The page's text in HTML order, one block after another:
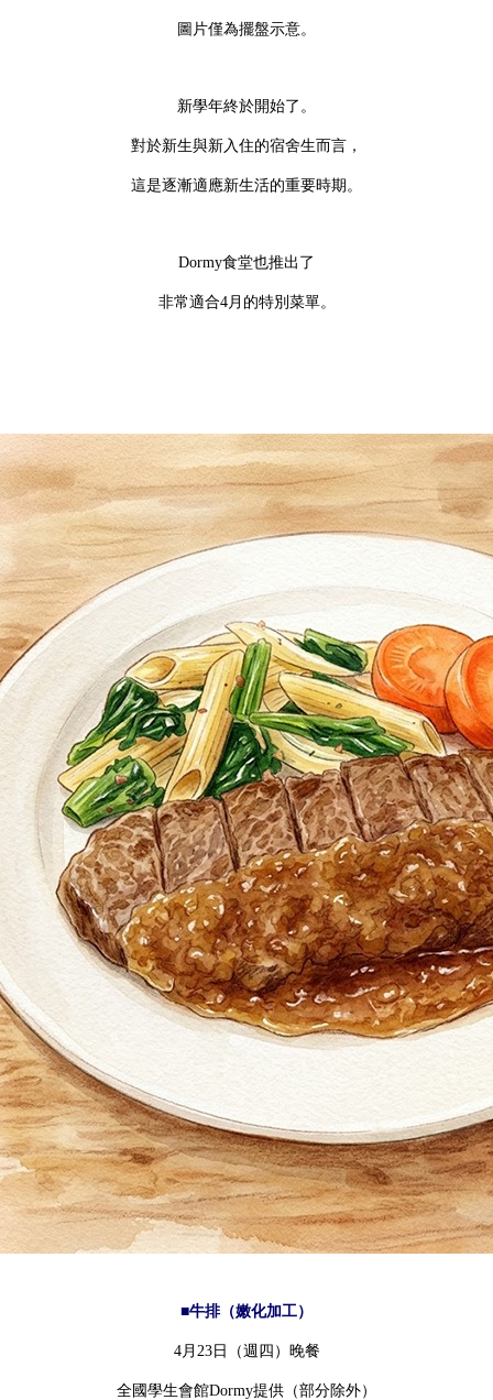
圖片僅為擺盤示意。
新學年終於開始了。
對於新生與新入住的宿舍生而言，
這是逐漸適應新生活的重要時期。
Dormy食堂也推出了
非常適合4月的特別菜單。
■牛排（嫩化加工）
4月23日（週四）晚餐
全國學生會館Dormy提供（部分除外）